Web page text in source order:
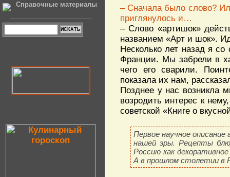
Справочные материалы
– Сначала было слово?
приглянулось и…
– Слово «артишок»
названием «Арт и шок».
Несколько лет назад я
Франции. Мы забрели в
чего его сварили.
показала их нам,
Позднее у нас возникла
возродить интерес к
советской «Книге о
Первое научное
нашей эры. Рецепты
Россию как
А в прошлом столетии в